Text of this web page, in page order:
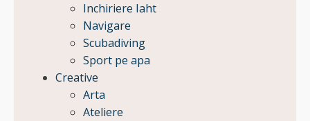
Inchiriere Iaht
Navigare
Scubadiving
Sport pe apa
Creative
Arta
Ateliere